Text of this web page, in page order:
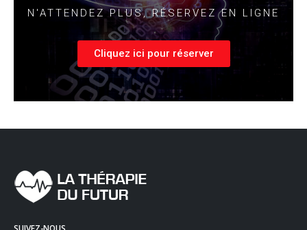
N'ATTENDEZ PLUS, RÉSERVEZ EN LIGNE
Cliquez ici pour réserver